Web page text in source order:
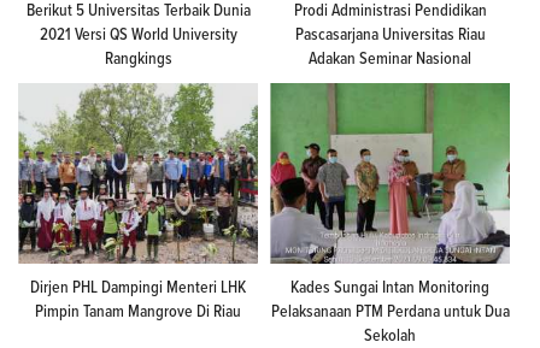
Berikut 5 Universitas Terbaik Dunia
2021 Versi QS World University
Rangkings
Prodi Administrasi Pendidikan
Pascasarjana Universitas Riau
Adakan Seminar Nasional
Dirjen PHL Dampingi Menteri LHK
Pimpin Tanam Mangrove Di Riau
Kades Sungai Intan Monitoring
Pelaksanaan PTM Perdana untuk Dua
Sekolah